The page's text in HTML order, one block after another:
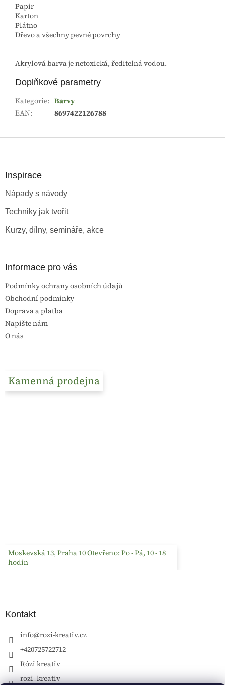
Papír
Karton
Plátno
Dřevo a všechny pevné povrchy
Akrylová barva je netoxická, ředitelná vodou.
Doplňkové parametry
Kategorie: Barvy
EAN: 8697422126788
Inspirace
Nápady s návody
Techniky jak tvořit
Kurzy, dílny, semináře, akce
Informace pro vás
Podmínky ochrany osobních údajů
Obchodní podmínky
Doprava a platba
Napište nám
O nás
Kamenná prodejna
Moskevská 13, Praha 10 Otevřeno: Po - Pá, 10 - 18
hodin
Kontakt
info@rozi-kreativ.cz
+420725722712
Rózi kreativ
rozi_kreativ